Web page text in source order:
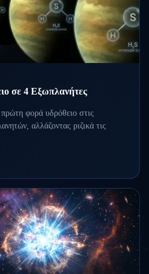
σε 4 Εξωπλανήτες
φορά υδρόθειο στις
αλλάζοντας ριζικά τις